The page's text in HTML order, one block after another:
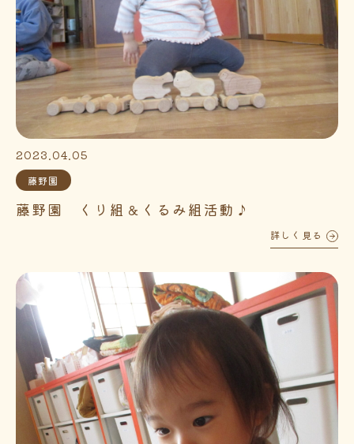
2023.04.05
藤野園
藤野園 くり組＆くるみ組活動♪
詳しく見る